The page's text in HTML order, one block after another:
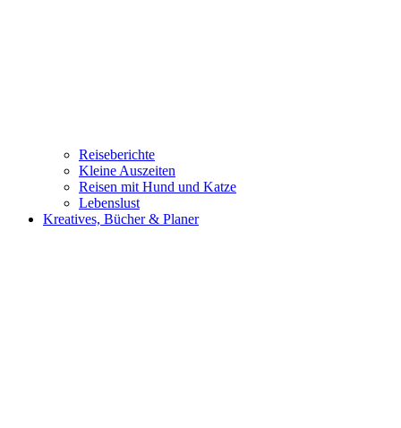
Reiseberichte
Kleine Auszeiten
Reisen mit Hund und Katze
Lebenslust
Kreatives, Bücher & Planer